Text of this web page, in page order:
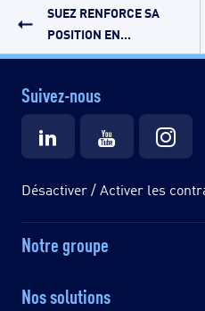
SUEZ RENFORCE SA
POSITION EN...
Suivez-nous
Désactiver / Activer les
Notre groupe
Nos solutions